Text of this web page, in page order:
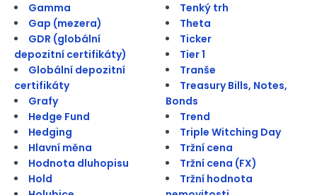
Gamma
Gap (mezera)
GDR (globální
depozitní certifikáty)
Globální depozitní
certifikáty
Grafy
Hedge Fund
Hedging
Hlavní měna
Hodnota dluhopisu
Hold
Tenký trh
Theta
Ticker
Tier 1
Tranše
Treasury Bills, Notes,
Bonds
Trend
Triple Witching Day
Tržní cena
Tržní cena (FX)
Tržní hodnota